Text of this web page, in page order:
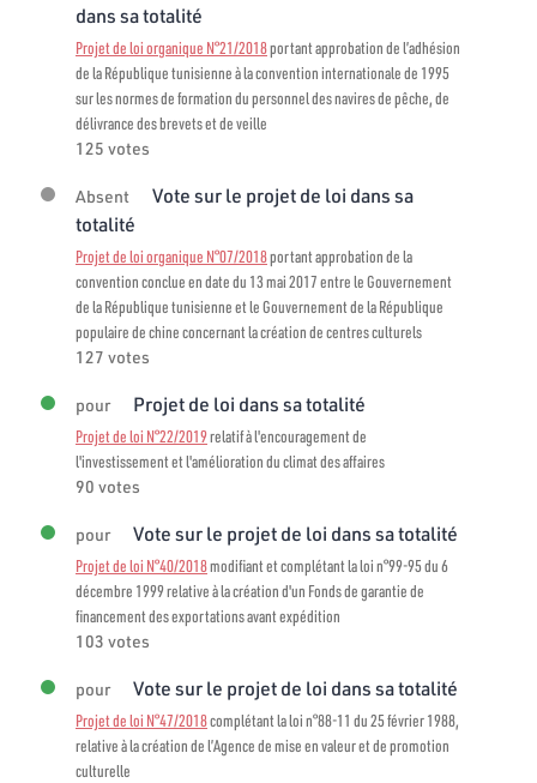
dans sa totalité
Projet de loi organique N°21/2018portant approbation de l’adhésion
de la République tunisienne à la convention internationale de 1995
sur les normes de formation du personnel des navires de pêche, de
délivrance des brevets et de veille
125 votes
Absent
Vote sur le projet de loi dans sa
totalité
Projet de loi organique N°07/2018portant approbation de la
convention conclue en date du 13 mai 2017 entre le Gouvernement
de la République tunisienne et le Gouvernement de la République
populaire de chine concernant la création de centres culturels
127 votes
pour Projet de loi dans sa totalité
Projet de loi N°22/2019relatif à l'encouragement de
l'investissement et l'amélioration du climat des affaires
90 votes
pour Vote sur le projet de loi dans sa totalité
Projet de loi N°40/2018modifiant et complétant la loi n°99-95 du 6
décembre 1999 relative à la création d'un Fonds de garantie de
financement des exportations avant expédition
103 votes
pour Vote sur le projet de loi dans sa totalité
Projet de loi N°47/2018complétant la loi n°88-11 du 25 février 1988,
relative à la création de l’Agence de mise en valeur et de promotion
culturelle